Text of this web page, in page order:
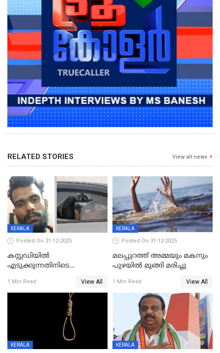
RELATED STORIES View all news
KERALA
Posted On 31-12-2025
കസ്റ്റഡിയിൽ
എടുക്കുന്നതിനിടെ
വധശ്രമക്കേസ് പ്രതി പിടിയിൽ
1 Min Read View All
KERALA
Posted On 31-12-2025
മലപ്പുറത്ത് അമ്മയും മകനും
പുഴയിൽ മുങ്ങി മരിച്ചു
1 Min Read View All
KERALA KERALA